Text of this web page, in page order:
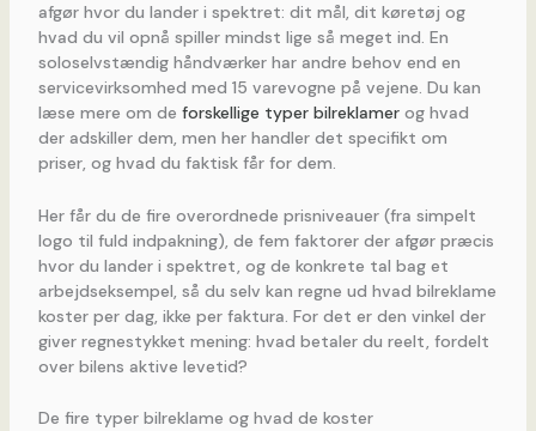
afgør hvor du lander i spektret: dit mål, dit køretøj og
hvad du vil opnå spiller mindst lige så meget ind. En
soloselvstændig håndværker har andre behov end en
servicevirksomhed med 15 varevogne på vejene. Du kan
læse mere om de forskellige typer bilreklamerog hvad
der adskiller dem, men her handler det specifikt om
priser, og hvad du faktisk får for dem.
Her får du de fire overordnede prisniveauer (fra simpelt
logo til fuld indpakning), de fem faktorer der afgør præcis
hvor du lander i spektret, og de konkrete tal bag et
arbejdseksempel, så du selv kan regne ud hvad bilreklame
koster per dag, ikke per faktura. For det er den vinkel der
giver regnestykket mening: hvad betaler du reelt, fordelt
over bilens aktive levetid?
De fire typer bilreklame og hvad de koster